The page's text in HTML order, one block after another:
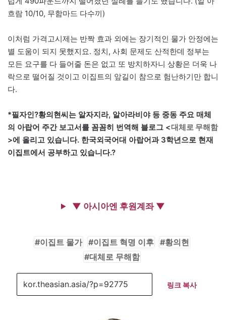
흐람 10/10, 무함마드 다수끼)
이처럼 가격고시제는 반짝 효과 외에는 장기적인 물가 안정에는
별 도움이 되지 못했지요. 정치, 사회 문제도 산적한데 정부는
모든 요구를 다 들어줄 돈은 없고 또 방치하자니 상황은 더욱 나
락으로 떨어질 것이고 이집트의 앞길이 참으로 험난하기만 합니
다.
*필자인?황의현씨는 알자지라, 알아라비야 등 중동 주요 매체
의 아랍어 주간 보고서를 꼼꼼히 번역해 블로그 <대체로 무해함
>에 올리고 있습니다. 한국외국어대 아랍어과 3학년으로 현재
이집트에서 공부하고 있습니다.?
▼ 아시아엔 후원계좌 ▼
이집트 물가 이집트 혁명 이후
황의현
대체로 무해함
링크 복사